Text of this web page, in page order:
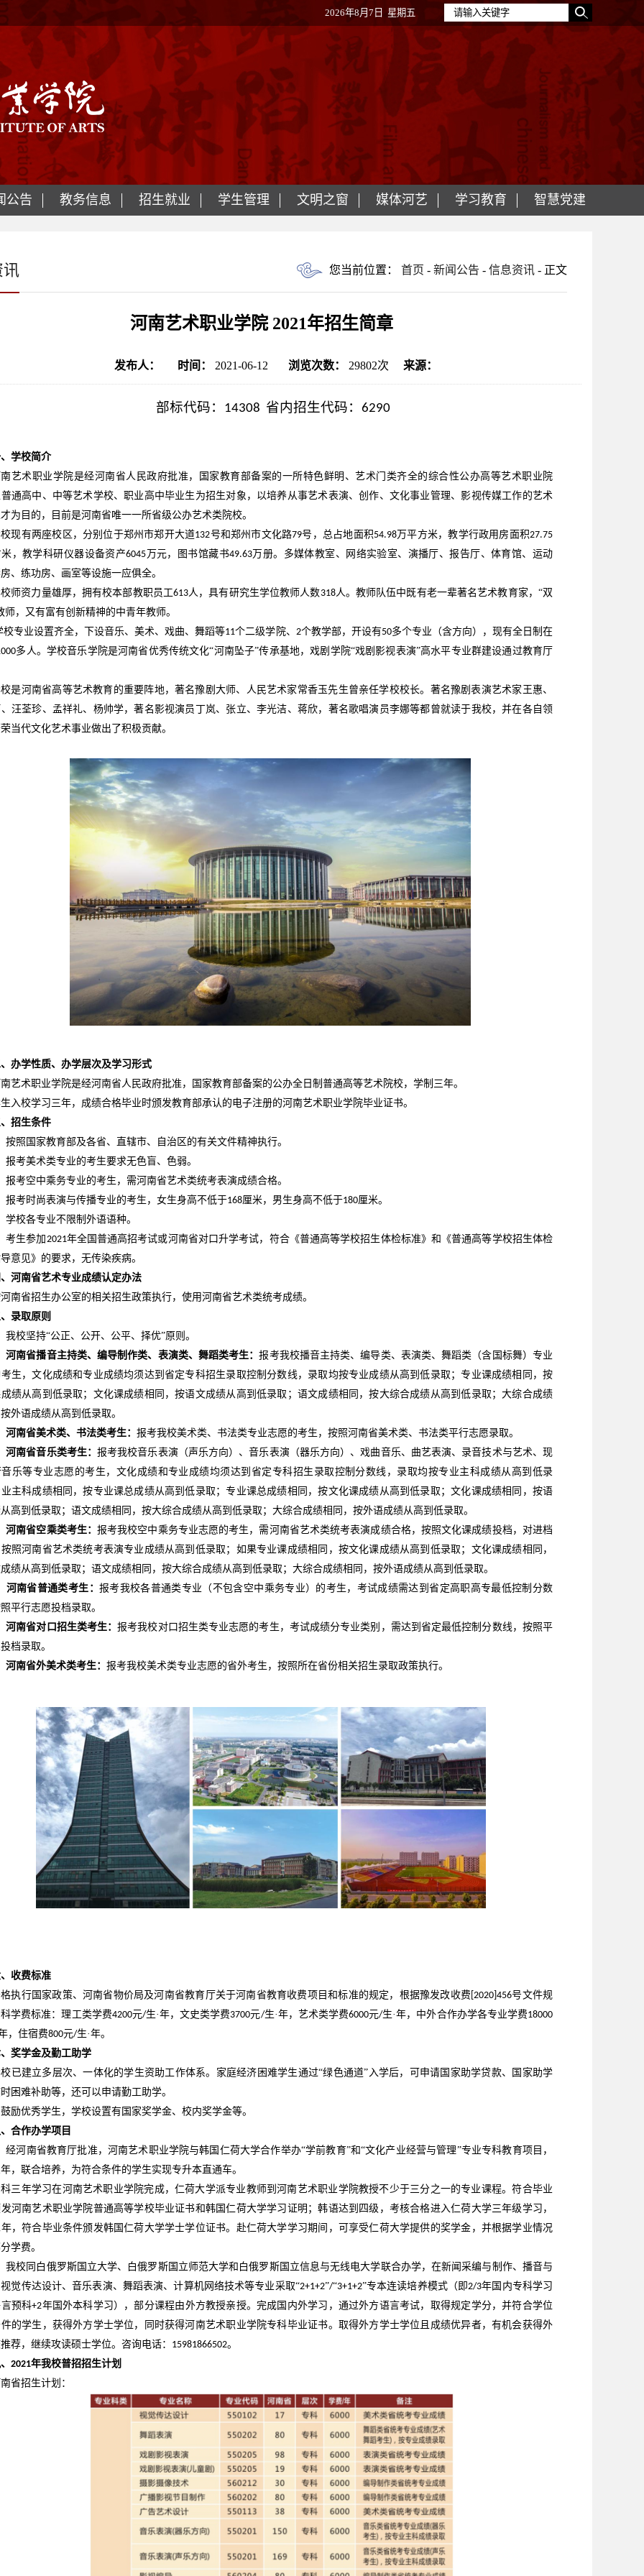
2026年8月7日 星期五
公告 教务信息 招生就业 学生管理 文明之窗 媒体河艺 学习教育 智慧党建
您当前位置： 首页 - 新闻公告 - 信息资讯 - 正文
讯
河南艺术职业学院 2021年招生简章
发布人： 时间： 2021-06-12 浏览次数： 29802次 来源：
部标代码： 14308 省内招生代码： 6290
学校简介
艺术职业学院是经河南省人民政府批准，国家教育部备案的一所特色鲜明、艺术门类齐全的综合性公办高等艺术职业院
通高中、中等艺术学校、职业高中毕业生为招生对象，以培养从事艺术表演、创作、文化事业管理、影视传媒工作的艺术
为目的，目前是河南省唯一一所省级公办艺术类院校。
现有两座校区，分别位于郑州市郑开大道132号和郑州市文化路79号，总占地面积54.98万平方米，教学行政用房面积27.75
米，教学科研仪器设备资产6045 万元，图书馆藏书49.63万册。多媒体教室、网络实验室、演播厅、报告厅、体育馆、运动
、练功房、画室等设施一应俱全。
师资力量雄厚，拥有校本部教职员工613人，具有研究生学位教师人数318人。教师队伍中既有老一辈著名艺术教育家，“双
师，又有富有创新精神的中青年教师。
校专业设置齐全，下设音乐、美术、戏曲、舞蹈等11个二级学院、 2个教学部，开设有50多个专业（含方向），现有全日制在
多人。学校音乐学院是河南省优秀传统文化“河南坠子”传承基地，戏剧学院“戏剧影视表演”高水平专业群建设通过教育厅
是河南省高等艺术教育的重要阵地，著名豫剧大师、人民艺术家常香玉先生曾亲任学校校长。著名豫剧表演艺术家王惠、
汪荃珍、孟祥礼、杨帅学，著名影视演员丁岚、张立、李光洁、蒋欣，著名歌唱演员李娜等都曾就读于我校，并在各自领
当代文化艺术事业做出了积极贡献。
办学性质、办学层次及学习形式
艺术职业学院是经河南省人民政府批准，国家教育部备案的公办全日制普通高等艺术院校，学制三年。
入校学习三年，成绩合格毕业时颁发教育部承认的电子注册的河南艺术职业学院毕业证书。
招生条件
按照国家教育部及各省、直辖市、自治区的有关文件精神执行。
报考美术类专业的考生要求无色盲、色弱。
报考空中乘务专业的考生，需河南省艺术类统考表演成绩合格。
报考时尚表演与传播专业的考生，女生身高不低于168厘米，男生身高不低于180厘米。
学校各专业不限制外语语种。
考生参加 2021年全国普通高招考试或河南省对口升学考试，符合《普通高等学校招生体检标准》和《普通高等学校招生体检
意见》的要求，无传染疾病。
、河南省艺术专业成绩认定办法
南省招生办公室的相关招生政策执行，使用河南省艺术类统考成绩。
录取原则
我校坚持“公正、公开、公平、择优”原则。
河南省播音主持类、编导制作类、表演类、舞蹈类考生：报考我校播音主持类、编导类、表演类、舞蹈类（含国标舞）专业
生，文化成绩和专业成绩均须达到省定专科招生录取控制分数线，录取均按专业成绩从高到低录取；专业课成绩相同，按
绩从高到低录取；文化课成绩相同，按语文成绩从高到低录取；语文成绩相同，按大综合成绩从高到低录取；大综合成绩
外语成绩从高到低录取。
河南省美术类、书法类考生： 报考我校美术类、书法类专业志愿的考生，按照河南省美术类、书法类平行志愿录取。
河南省音乐类考生：报考我校音乐表演（声乐方向）、音乐表演（器乐方向）、戏曲音乐、曲艺表演、录音技术与艺术、现
乐等专业志愿的考生，文化成绩和专业成绩均须达到省定专科招生录取控制分数线，录取均按专业主科成绩从高到低录
主科成绩相同，按专业课总成绩从高到低录取；专业课总成绩相同，按文化课成绩从高到低录取；文化课成绩相同，按语
高到低录取；语文成绩相同，按大综合成绩从高到低录取；大综合成绩相同，按外语成绩从高到低录取。
河南省空乘类考生：报考我校空中乘务专业志愿的考生，需河南省艺术类统考表演成绩合格，按照文化课成绩投档，对进档
照河南省艺术类统考表演专业成绩从高到低录取；如果专业课成绩相同，按文化课成绩从高到低录取；文化课成绩相同，
绩从高到低录取；语文成绩相同，按大综合成绩从高到低录取；大综合成绩相同，按外语成绩从高到低录取。
河南省普通类考生： 报考我校各普通类专业（不包含空中乘务专业）的考生，考试成绩需达到省定高职高专最低控制分数
平行志愿投档录取。
河南省对口招生类考生：报考我校对口招生类专业志愿的考生，考试成绩分专业类别，需达到省定最低控制分数线，按照平
档录取。
河南省外美术类考生： 报考我校美术类专业志愿的省外考生，按照所在省份相关招生录取政策执行。
收费标准
执行国家政策、河南省物价局及河南省教育厅关于河南省教育收费项目和标准的规定，根据豫发改收费 [2020]456号文件规
学费标准：理工类学费4200元/生·年，文史类学费3700元/生·年，艺术类学费6000元/生·年，中外合作办学各专业学费18000
，住宿费800元/生·年。
奖学金及勤工助学
已建立多层次、一体化的学生资助工作体系。家庭经济困难学生通过“绿色通道”入学后，可申请国家助学贷款、国家助学
困难补助等，还可以申请勤工助学。
励优秀学生，学校设置有国家奖学金、校内奖学金等。
合作办学项目
经河南省教育厅批准，河南艺术职业学院与韩国仁荷大学合作举办“学前教育”和“文化产业经营与管理”专业专科教育项目，
，联合培养，为符合条件的学生实现专升本直通车。
三年学习在河南艺术职业学院完成，仁荷大学派专业教师到河南艺术职业学院教授不少于三分之一的专业课程。符合毕业
河南艺术职业学院普通高等学校毕业证书和韩国仁荷大学学习证明；韩语达到四级，考核合格进入仁荷大学三年级学习，
，符合毕业条件颁发韩国仁荷大学学士学位证书。赴仁荷大学学习期间，可享受仁荷大学提供的奖学金，并根据学业情况
学费。
我校同白俄罗斯国立大学、白俄罗斯国立师范大学和白俄罗斯国立信息与无线电大学联合办学，在新闻采编与制作、播音与
觉传达设计、音乐表演、舞蹈表演、计算机网络技术等专业采取“2+1+2”/“3+1+2”专本连读培养模式（即2/3年国内专科学习
预科+2年国外本科学习），部分课程由外方教授亲授。完成国内外学习，通过外方语言考试，取得规定学分，并符合学位
的学生，获得外方学士学位，同时获得河南艺术职业学院专科毕业证书。取得外方学士学位且成绩优异者，有机会获得外
荐，继续攻读硕士学位。咨询电话： 15981866502。
2021年我校普招招生计划
省招生计划：